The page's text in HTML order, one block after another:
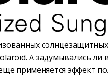
солнцезащитных
А задумывались ли
применяется эффект